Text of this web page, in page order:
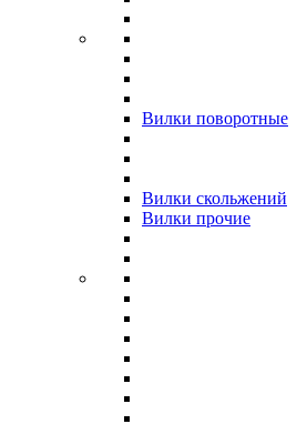
Вилки поворотные
Вилки скольжений
Вилки прочие